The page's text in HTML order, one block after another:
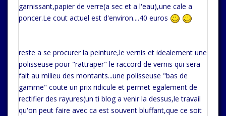
garnissant,papier de verre(a sec et a l'eau),une cale a
poncer.Le cout actuel est d'environ....40 euros
reste a se procurer la peinture,le vernis et idealement une
polisseuse pour "rattraper" le raccord de vernis qui sera
fait au milieu des montants...une polisseuse "bas de
gamme" coute un prix ridicule et permet egalement de
rectifier des rayures(un ti blog a venir la dessus,le travail
qu'on peut faire avec ca est souvent bluffant,que ce soit